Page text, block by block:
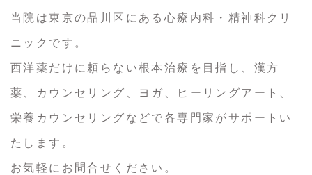
当院は東京の品川区にある心療内科・精神科クリ
ニックです。
西洋薬だけに頼らない根本治療を目指し、漢方
薬、カウンセリング、ヨガ、ヒーリングアート、
栄養カウンセリングなどで各専門家がサポートい
たします。
お気軽にお問合せください。